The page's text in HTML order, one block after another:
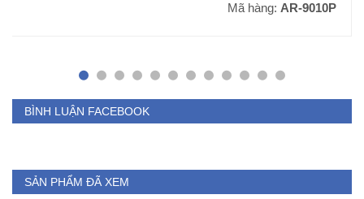
Mã hàng: AR-9010P
BÌNH LUẬN FACEBOOK
SẢN PHẨM ĐÃ XEM